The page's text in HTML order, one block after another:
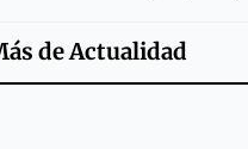
deActualidad